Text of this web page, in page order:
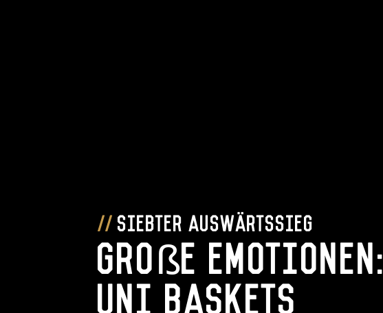
Siebter Auswärtssieg
Große Emotionen:
Uni Baskets